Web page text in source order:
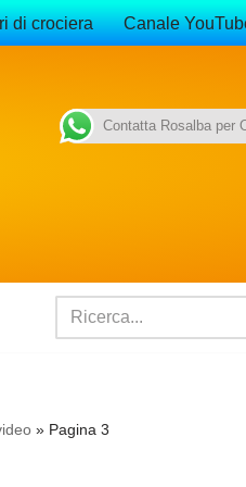
di crociera Canale
» Pagina 3
Contatta Rosalba per